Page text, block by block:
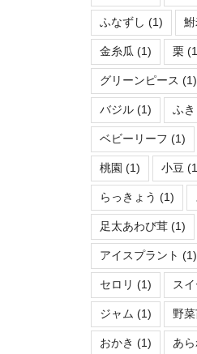
ふなずし (1) 鮒
金糸瓜 (1) 栗
グリーンピース (1)
バジル (1) ふき
ベビーリーフ (1)
桃園 (1) 小豆
らっきょう (1)
足太あわび茸 (1)
アイスプラント (1)
セロリ (1) ス
ジャム (1) 野
おかき (1) あ